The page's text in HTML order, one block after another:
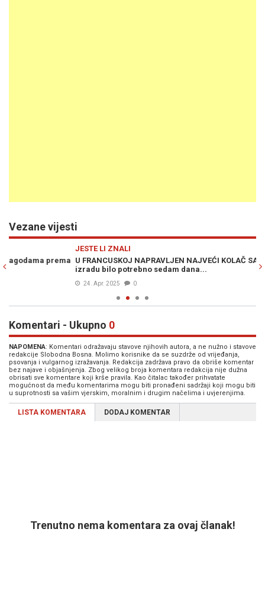
Vezane vijesti
U FRANCUSKOJ NAPRAVLJEN NAJVEĆI KOLAČ SA JAGODAMA: Za
izradu bilo potrebno sedam dana...
Komentari - Ukupno 0
NAPOMENA: Komentari odražavaju stavove njihovih autora, a ne nužno i stavove
redakcije Slobodna Bosna. Molimo korisnike da se suzdrže od vrijeđanja,
psovanja i vulgarnog izražavanja. Redakcija zadržava pravo da obriše komentar
bez najave i objašnjenja. Zbog velikog broja komentara redakcija nije dužna
obrisati sve komentare koji krše pravila. Kao čitalac također prihvatate
mogućnost da među komentarima mogu biti pronađeni sadržaji koji mogu biti
u suprotnosti sa vašim vjerskim, moralnim i drugim načelima i uvjerenjima.
LISTA KOMENTARA DODAJ KOMENTAR
Trenutno nema komentara za ovaj članak!